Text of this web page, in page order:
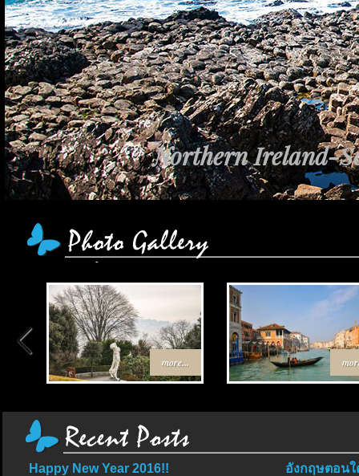
Northern Ireland-
more...
Happy New Year 2016!! อังกฤษตอนใ